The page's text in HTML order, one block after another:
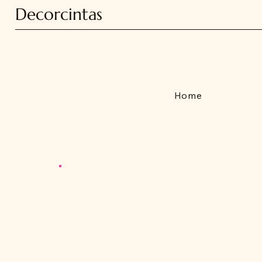
Decorcintas
Home